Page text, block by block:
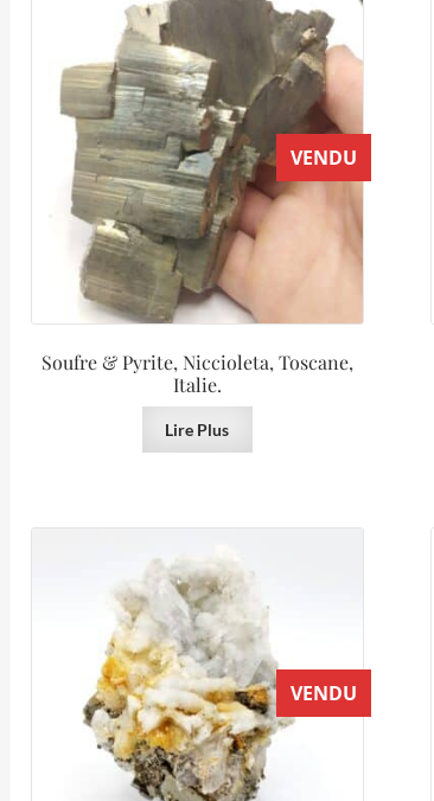
VENDU
Soufre & Pyrite, Niccioleta, Toscane,
Italie.
Lire Plus
VENDU